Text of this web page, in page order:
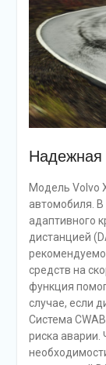
Надежная
Модель Volvo
автомобиля.
адаптивного
дистанцией
средств на
функция
случае, если
Система
риска аварии.